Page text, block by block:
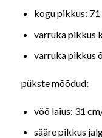
kogu pikkus: 71
varruka pikkus
varruka pikkus
pükste mõõdud:
vöö laius: 31
sääre pikkus